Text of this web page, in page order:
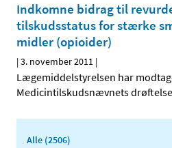
Indkomne bidrag til
tilskudsstatus for stærke
midler (opioider)
|3. november 2011 |
Lægemiddelstyrelsen har
Medicintilskudsnævnets
Alle (2506)